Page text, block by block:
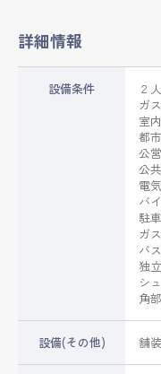
詳細情報
設備条件
２
ガ
室
都
公
公
電
バ
駐
ガ
バ
独
シ
角
設備(その他) 舗